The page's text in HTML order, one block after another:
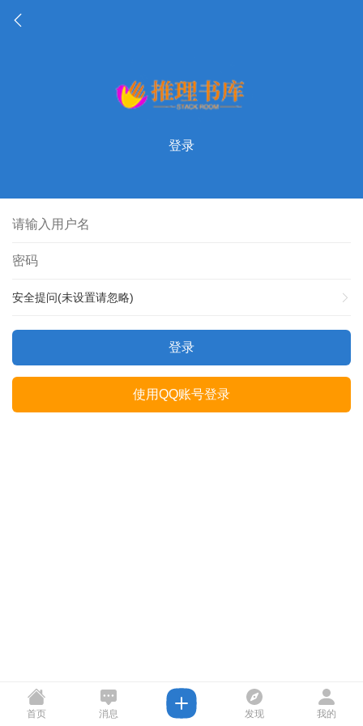
登录
安全提问(未设置请忽略)
登录
使用QQ账号登录
首页 消息 发现 我的